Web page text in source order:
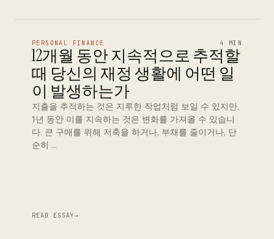
PERSONAL FINANCE 4 MIN
12개월 동안 지속적으로 추적할
때 당신의 재정 생활에 어떤 일
이 발생하는가
지출을 추적하는 것은 지루한 작업처럼 보일 수 있지만,
1년 동안 이를 지속하는 것은 변화를 가져올 수 있습니
다. 큰 구매를 위해 저축을 하거나, 부채를 줄이거나, 단
순히 …
READ ESSAY→